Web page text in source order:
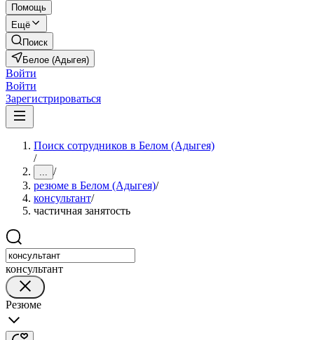
Помощь
Ещё
Поиск
Белое (Адыгея)
Войти
Войти
Зарегистрироваться
Поиск сотрудников в Белом (Адыгея)
/
... /
резюме в Белом (Адыгея)/
консультант/
частичная занятость
консультант
Резюме